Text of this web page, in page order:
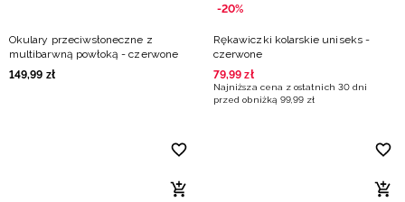
Okulary przeciwsłoneczne z
multibarwną powłoką - czerwone
149,99 zł
-20%
Rękawiczki kolarskie uniseks -
czerwone
79,99 zł
Najniższa cena z ostatnich 30 dni
przed obniżką 99,99 zł